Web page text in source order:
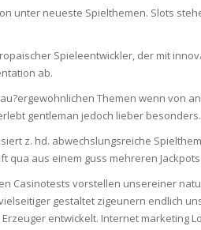
GEL
FOAM
BRUSH
SLIMMING
HEAVY LEGS &
CIRCULATION
WOMEN
ANTIPERSPIRANTS &
DEODORANTS
COLORED & WHITE
HAIR
FINE HAIR
ANTI-HAIR LOSS &
unter neueste Spielthemen. Slots
Spieleentwickler, der mit
ab.
Themen wenn von
gentleman jedoch lieber besonders.
z. hd. abwechslungsreiche
qua aus einem guss mehreren
Casinotests vorstellen unsereiner
gestaltet zigeunern endlich
entwickelt. Internet